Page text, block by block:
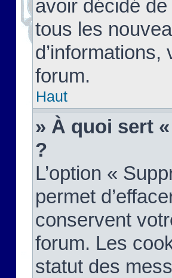
avoir décidé
tous les
forum.
Haut
» À quoi sert
?
L’option «
permet
conservent
forum. Les
statut des